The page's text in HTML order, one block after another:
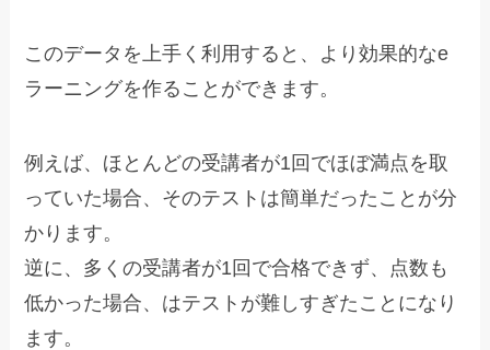
このデータを上手く利用すると、より効果的なe
ラーニングを作ることができます。
例えば、ほとんどの受講者が1回でほぼ満点を取
っていた場合、そのテストは簡単だったことが分
かります。
逆に、多くの受講者が1回で合格できず、点数も
低かった場合、はテストが難しすぎたことになり
ます。